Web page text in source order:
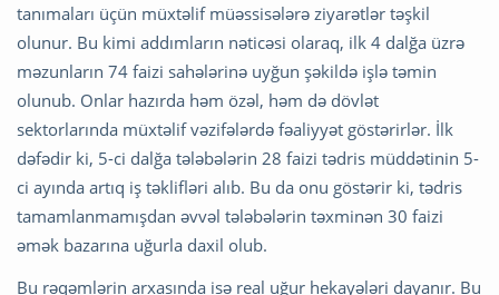
tanımaları üçün müxtəlif müəssisələrə ziyarətlər təşkil
olunur. Bu kimi addımların nəticəsi olaraq, ilk 4 dalğa üzrə
məzunların 74 faizi sahələrinə uyğun şəkildə işlə təmin
olunub. Onlar hazırda həm özəl, həm də dövlət
sektorlarında müxtəlif vəzifələrdə fəaliyyət göstərirlər. İlk
dəfədir ki, 5-ci dalğa tələbələrin 28 faizi tədris müddətinin 5-
ci ayında artıq iş təklifləri alıb. Bu da onu göstərir ki, tədris
tamamlanmamışdan əvvəl tələbələrin təxminən 30 faizi
əmək bazarına uğurla daxil olub.
Bu rəqəmlərin arxasında isə real uğur hekayələri dayanır. Bu